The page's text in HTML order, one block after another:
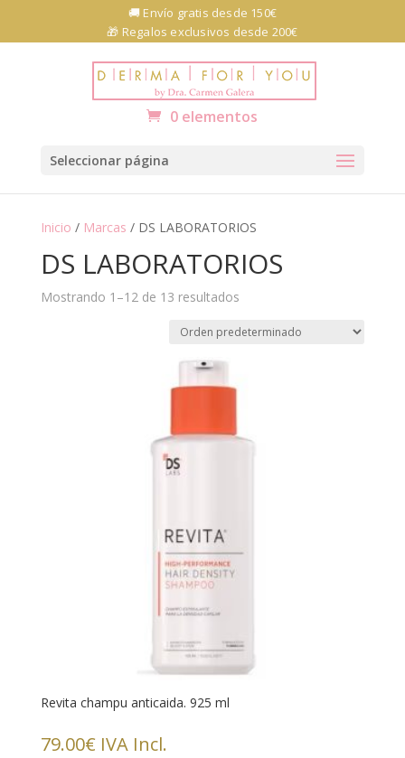
Abrir barra de herramientas
🚚 Envío gratis desde 150€
🎁 Regalos exclusivos desde 200€
0 elementos
Seleccionar página
Inicio / Marcas / DS LABORATORIOS
DS LABORATORIOS
Mostrando 1–12 de 13 resultados
Revita champu anticaida. 925 ml
79.00€ IVA Incl.